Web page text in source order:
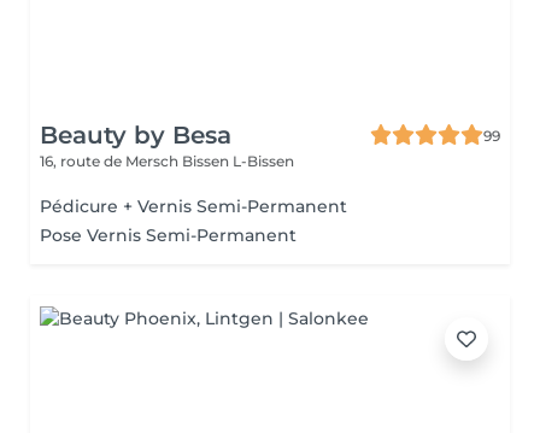
Beauty by Besa
99
16, route de Mersch Bissen L-Bissen
Pédicure + Vernis Semi-Permanent
Pose Vernis Semi-Permanent